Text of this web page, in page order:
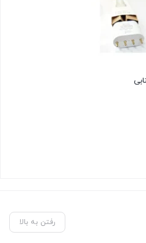
رفتن به بالا